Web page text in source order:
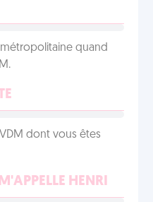
quand
dont vous êtes
HENRI